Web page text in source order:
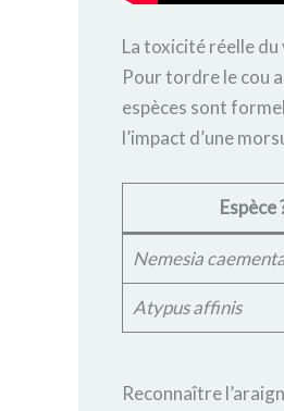
La toxicité réelle du
Pour tordre le cou
espèces sont
l’impact d’une
Espèce
Nemesia
Atypus affinis
Reconnaître